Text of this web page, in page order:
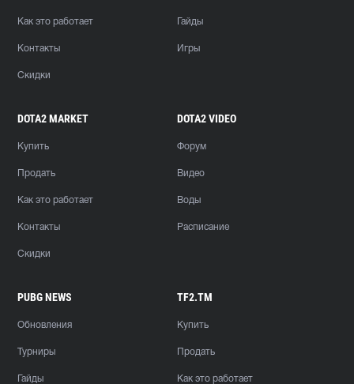
Как это работает
Контакты
Скидки
Гайды
Игры
DOTA2 MARKET
Купить
Продать
Как это работает
Контакты
Скидки
DOTA2 VIDEO
Форум
Видео
Воды
Расписание
PUBG NEWS
Обновления
Турниры
Гайды
TF2.TM
Купить
Продать
Как это работает